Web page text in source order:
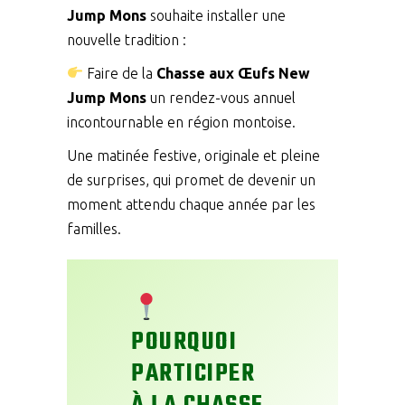
Jump Mons souhaite installer une
nouvelle tradition :
Faire de la Chasse aux Œufs New
Jump Mons un rendez-vous annuel
incontournable en région montoise.
Une matinée festive, originale et pleine
de surprises, qui promet de devenir un
moment attendu chaque année par les
familles.
POURQUOI
PARTICIPER